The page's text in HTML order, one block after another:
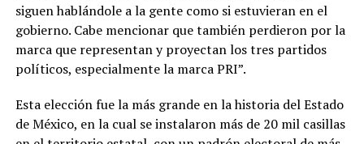
siguen hablándole a la gente como si estuvieran en el
gobierno. Cabe mencionar que también perdieron por la
marca que representan y proyectan los tres partidos
políticos, especialmente la marca PRI”.
Esta elección fue la más grande en la historia del Estado
de México, en la cual se instalaron más de 20 mil casillas